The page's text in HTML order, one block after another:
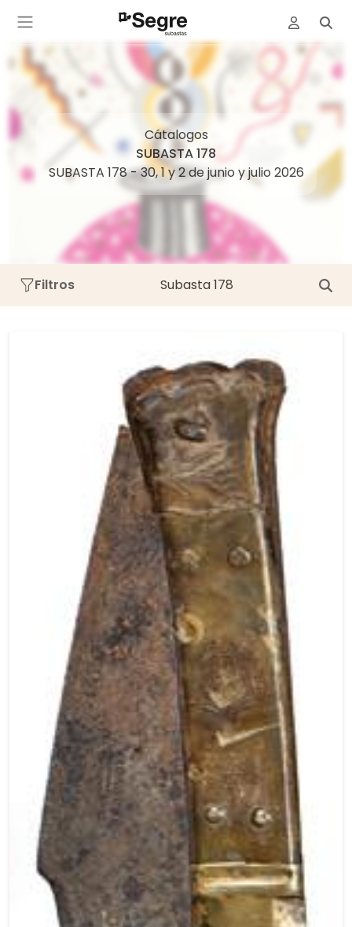
Cátalogos
SUBASTA 178
SUBASTA 178 - 30, 1 y 2 de junio y julio 2026
Filtros Subasta 178